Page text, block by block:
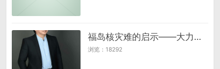
福岛核灾难的启示——大力推进自主研发耐事故燃料包壳材料
浏览：18292